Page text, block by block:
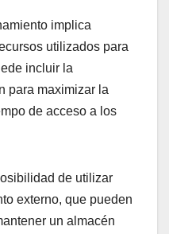
implica
utilizados para
incluir la
para maximizar la
de acceso a los
de utilizar
externo, que pueden
un almacén